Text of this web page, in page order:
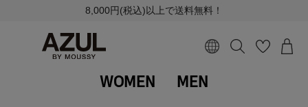
8,000円(税込)以上で送料無料！
WOMEN MEN